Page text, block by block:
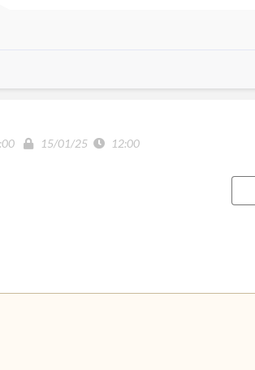
15/01/25 12:00